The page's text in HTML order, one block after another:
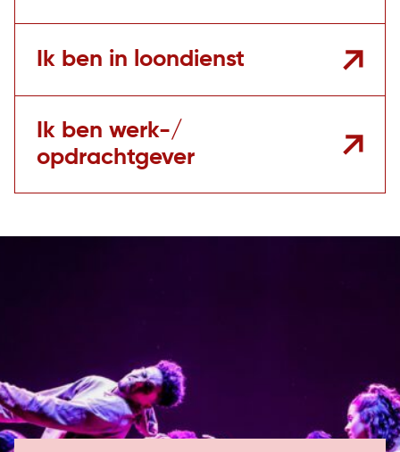
Ik ben in loondienst
Ik ben werk-/
opdrachtgever